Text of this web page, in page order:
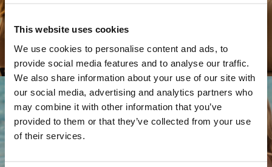
This website uses cookies
We use cookies to personalise content and ads, to
provide social media features and to analyse our traffic.
We also share information about your use of our site with
our social media, advertising and analytics partners who
may combine it with other information that you’ve
provided to them or that they’ve collected from your use
of their services.
Prenota ora e risparmia fino al 15%, Da
104,5 €